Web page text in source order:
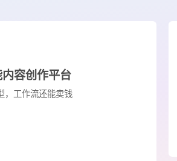
容创作平台
，工作流还能卖钱